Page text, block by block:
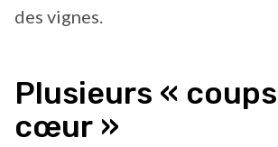
des vignes.
Plusieurs «
cœur »